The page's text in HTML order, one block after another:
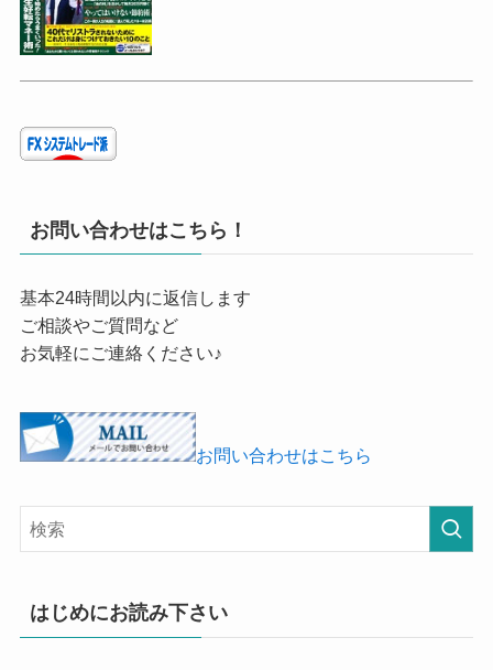
お問い合わせはこちら！
基本24時間以内に返信します
ご相談やご質問など
お気軽にご連絡ください♪
お問い合わせはこちら
はじめにお読み下さい